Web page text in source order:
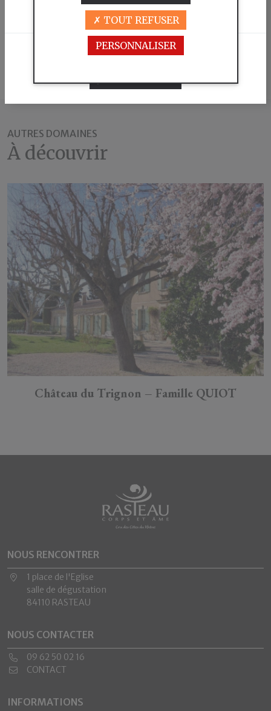
AUTRES DOMAINES
À découvrir
Château du Trignon – Famille QUIOT
NOUS RENCONTRER
1 place de l'Eglise
salle de dégustation
84110 RASTEAU
NOUS CONTACTER
09 62 50 02 16
CONTACT
INFORMATIONS
votre pays de résidence.
JE N'AI PAS L'ÂGE LÉGAL
TOUT REFUSER
PERSONNALISER